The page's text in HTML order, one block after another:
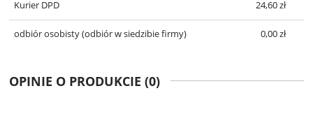
Kurier DPD 24,60 zł
odbiór osobisty(odbiór w siedzibie firmy) 0,00 zł
OPINIE O PRODUKCIE (0)